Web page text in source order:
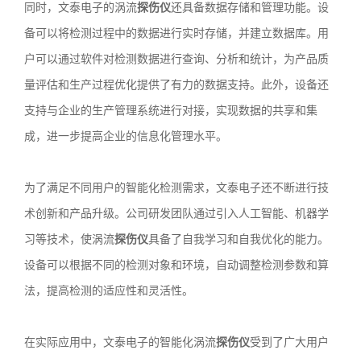
同时，文泰电子的涡流探伤仪还具备数据存储和管理功能。设
备可以将检测过程中的数据进行实时存储，并建立数据库。用
户可以通过软件对检测数据进行查询、分析和统计，为产品质
量评估和生产过程优化提供了有力的数据支持。此外，设备还
支持与企业的生产管理系统进行对接，实现数据的共享和集
成，进一步提高企业的信息化管理水平。
为了满足不同用户的智能化检测需求，文泰电子还不断进行技
术创新和产品升级。公司研发团队通过引入人工智能、机器学
习等技术，使涡流探伤仪具备了自我学习和自我优化的能力。
设备可以根据不同的检测对象和环境，自动调整检测参数和算
法，提高检测的适应性和灵活性。
在实际应用中，文泰电子的智能化涡流探伤仪受到了广大用户